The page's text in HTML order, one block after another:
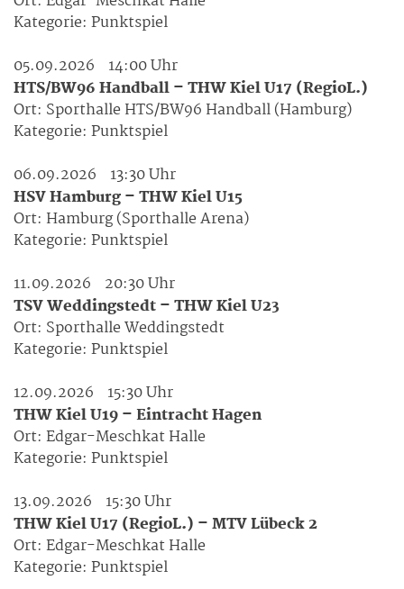
Kategorie: Punktspiel
05.09.2026
14:00 Uhr
HTS/BW96 Handball – THW Kiel U17 (RegioL.)
Ort: Sporthalle HTS/BW96 Handball (Hamburg)
Kategorie: Punktspiel
06.09.2026
13:30 Uhr
HSV Hamburg – THW Kiel U15
Ort: Hamburg (Sporthalle Arena)
Kategorie: Punktspiel
11.09.2026
20:30 Uhr
TSV Weddingstedt – THW Kiel U23
Ort: Sporthalle Weddingstedt
Kategorie: Punktspiel
12.09.2026
15:30 Uhr
THW Kiel U19 – Eintracht Hagen
Ort: Edgar-Meschkat Halle
Kategorie: Punktspiel
13.09.2026
15:30 Uhr
THW Kiel U17 (RegioL.) – MTV Lübeck 2
Ort: Edgar-Meschkat Halle
Kategorie: Punktspiel